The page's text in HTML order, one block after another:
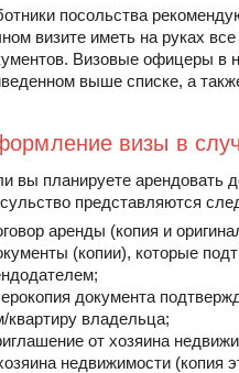
посольства
визите иметь на руках
Визовые офицеры в
выше списке, а
визы в
вы планируете арендовать
представляются
аренды (копия и
(копии), которые
документа
квартиру владельца;
от хозяина
недвижимости (копия